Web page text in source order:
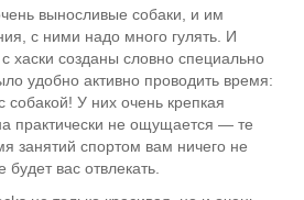
выносливые собаки, и им
с ними надо много гулять. И
хаски созданы словно специально
удобно активно проводить время:
собакой! У них очень крепкая
практически не ощущается — те
занятий спортом вам ничего не
вас отвлекать.